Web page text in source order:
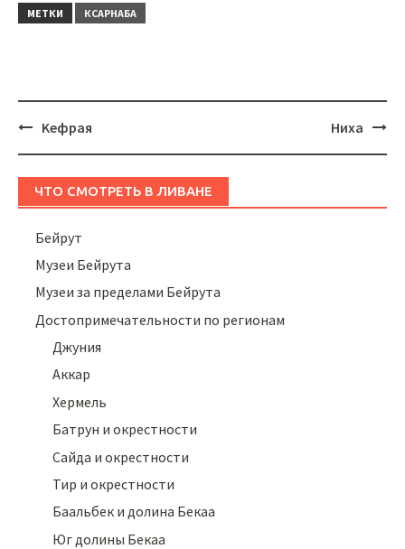
МЕТКИ
КСАРНАБА
Навигация
Kефрая Ниха
ЧТО СМОТРЕТЬ В ЛИВАНЕ
Бейрут
Музеи Бейрута
Музеи за пределами Бейрута
Достопримечательности по регионам
Джуния
Аккар
Хермель
Батрун и окрестности
Сайда и окрестности
Тир и окрестности
Баальбек и долина Бекаа
Юг долины Бекаа